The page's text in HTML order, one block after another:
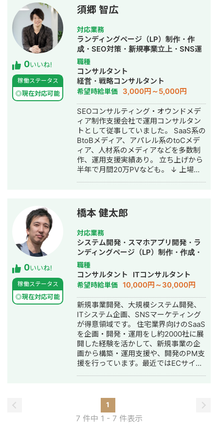
ソースが社内で不足している ・KPIの
設定が不安 ■他社との強み ・圧倒的な
運用実績(20以上の法人アカウントの運
用(総フォロワー数150万人以上)) ・事
業目的から逆算した、最適なSNS戦略
(SNS全般の知見や経験に基づき、相対
的にベストな提案を行います) ・各領域
に特化した制作パートナーがご担当 ・
少数精鋭のフリーランス組織ならでは
の「責任感」と「柔軟性」を持ち合わ
せております。 etc... ■解決できる課題
・人材不足の解消 ・人材採用の促進 ・
案件の獲得 ・商材やサービスの見込み
客の増加 ・企業ブランディング ・社員
教育 Mail・Chatwork等の無言追加OK
です！お気軽にお問い合わせくださ
い。 ミーティングだけでも有意義なお
時間とさせていただきます。 Mail：
y.miki@video-rise.com Chatwork：
Facebook：
https://www.facebook.com/profile.php?
id=100011937516551
0いいね!
稼働ステータス
◎現在対応可能
須郷 智広
対応業務
ランディングページ（LP）制作・作
成・SEO対策・新規事業立上・SNS運
用代行・記事作成代行・ライティン
グ・ホームページ制作・作成・バナー
制作・デザイン・リスティング広告運
用代行・オウンドメディア制作・構
築・運用代行
職種
コンサルタント
経営・戦略コンサルタント
希望時給単価 3,000円～5,000円
SEOコンサルティング・オウンドメデ
ィア制作支援会社で運用コンサルタン
トとして従事していました。 SaaS系の
BtoBメディア、アパレル系のtoCメデ
ィア、人材系のメディアなどを多数制
作、運用支援実績あり。 立ち上げから
半年で月間20万PVなども。 ↓ 上場企
算を扱っていたこともあります。 成果
報酬型の広告運用も多数案件対応して
おり、ASPやメディアリレーションの
実績も豊富です。 ↓ SaaSの事業会社
の代表も務めていました。 社員20人で
年商も数億円。 グループ全体で言うと
社員100名以上の組織の経営幹部として
も活動していたので、採用、組織人
事、バックオフィス周りも含めてマー
ケティングのみならず事業会社理解も
含めて幅広く対応可能です。
0いいね!
稼働ステータス
◎現在対応可能
橋本 健太郎
対応業務
システム開発・スマホアプリ開発・ラ
ンディングページ（LP）制作・作成・
ECサイト構築・ネットショップ作成代
行・新規事業立上・SNS運用代行・キ
ャスティング・ホームページ制作・作
成・バナー制作・デザイン・オウンド
メディア制作・構築・運用代行
職種
コンサルタント ITコンサルタント
希望時給単価 10,000円～30,000円
新規事業開発、大規模システム開発、
ITシステム企画、SNSマーケティング
が得意領域です。 住宅業界向けのSaaS
を企画・開発・運用をし約2000社に展
開した経験を活かして、新規事業の企
画から構築・運用支援や、開発のPM支
援を行っています。最近ではECサイト
250人超、総フォロー100万人超え。
Twitter・インスタグラムのコンサル＆
運用代行。 ・X/Twitterフォロワー3.8
1
7 件中 1 - 7 件表示